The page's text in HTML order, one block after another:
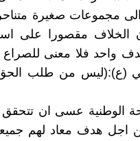
الى مجموعات صغيرة
الخلاف مقصورا على
واحد فلا معنى
علي (ع):(ليس من طلب
الوطنية عسى ان
اجل هدف معاد لهم